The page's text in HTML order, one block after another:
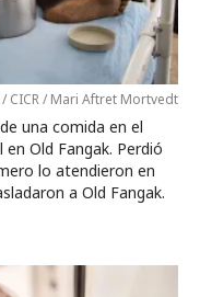
/ CICR / Mari Aftret Mortvedt
una comida en el
Old Fangak. Perdió
lo atendieron en
a Old Fangak.